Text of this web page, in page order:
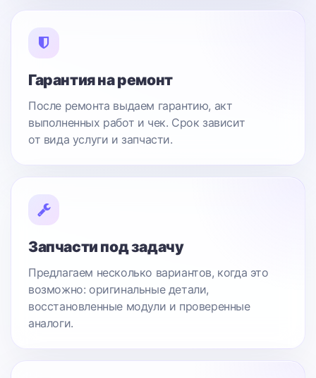
Гарантия на ремонт
После ремонта выдаем гарантию, акт
выполненных работ и чек. Срок зависит
от вида услуги и запчасти.
Запчасти под задачу
Предлагаем несколько вариантов, когда это
возможно: оригинальные детали,
восстановленные модули и проверенные
аналоги.